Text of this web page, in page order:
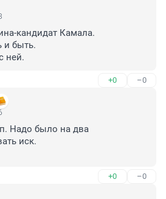
кандидат Камала.
и быть.
ней.
+0 –0
Надо было на два
иск.
с российскими телеканалами.
+0 –0